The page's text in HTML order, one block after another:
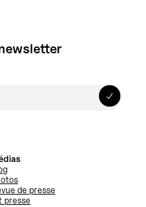
de presse
presse